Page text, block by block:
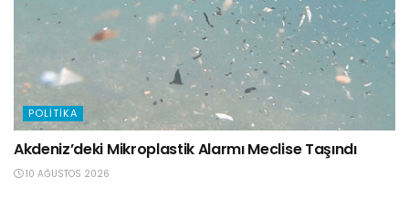
POLITIKA
Akdeniz’deki Mikroplastik Alarmı Meclise Taşındı
10 AĞUSTOS 2026